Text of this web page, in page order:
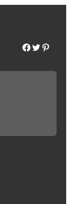
Facebook Twitter Pinterest